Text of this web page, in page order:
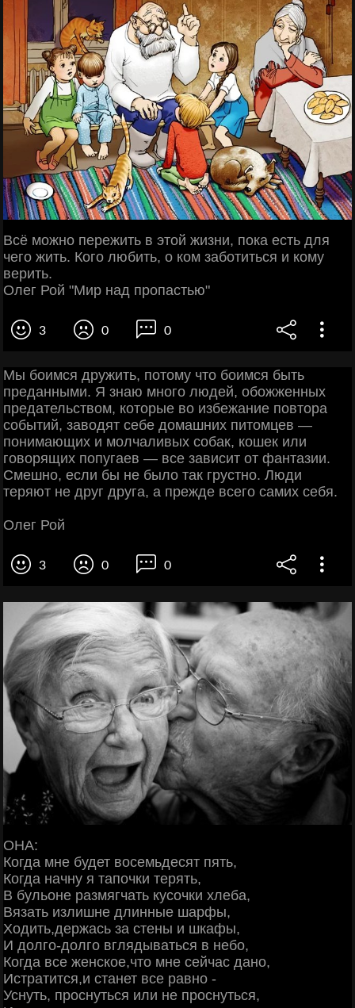
Всё можно пережить в этой жизни, пока есть для
чего жить. Кого любить, о ком заботиться и кому
верить.
Олег Рой "Мир над пропастью"
3 0 0
Мы боимся дружить, потому что боимся быть
преданными. Я знаю много людей, обожженных
предательством, которые во избежание повтора
событий, заводят себе домашних питомцев —
понимающих и молчаливых собак, кошек или
говорящих попугаев — все зависит от фантазии.
Смешно, если бы не было так грустно. Люди
теряют не друг друга, а прежде всего самих себя.
Олег Рой
3 0 0
ОНА:
Когда мне будет восемьдесят пять,
Когда начну я тапочки терять,
В бульоне размягчать кусочки хлеба,
Вязать излишне длинные шарфы,
Ходить,держась за стены и шкафы,
И долго-долго вглядываться в небо,
Когда все женское,что мне сейчас дано,
Истратится,и станет все равно -
Уснуть, проснуться или не проснуться,